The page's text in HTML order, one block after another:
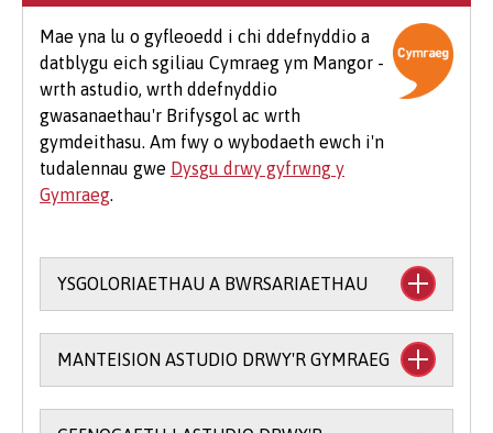
dewisol a meddalwedd.
Mae hefyd rai costau ychwanegol cyffredin sy'n
debygol o godi i fyfyrwyr ar bob cwrs, er
enghraifft os byddwch yn mynychu eich
Seremoni Raddio, bydd cost am logi gŵn (£25-
£75) a chost am docynnau gwestai ychwanegol
Mae yna lu o gyfleoedd i chi ddefnyddio a
datblygu eich sgiliau Cymraeg ym Mangor -
wrth astudio, wrth ddefnyddio
gwasanaethau'r Brifysgol ac wrth
gymdeithasu. Am fwy o wybodaeth ewch i'n
tudalennau gwe Dysgu drwy gyfrwng y
Gymraeg
YSGOLORIAETHAU A BWRSARIAETHAU
Mae cefnogaeth ariannol ar gael i astudio
trwy gyfrwng y Gymraeg:
Prif Ysgoloriaeth y Coleg Cymraeg
MANTEISION ASTUDIO DRWY'R GYMRAEG